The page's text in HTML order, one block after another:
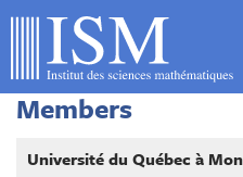
Members
Université du Québec à